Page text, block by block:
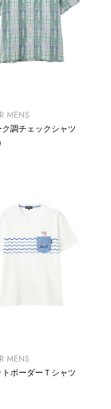
MENS
調チェックシャツ
MENS
ボーダーＴシャツ